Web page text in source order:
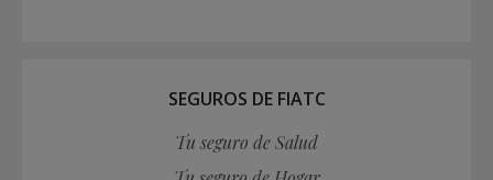
SEGUROS DE FIATC
Tu seguro de Salud